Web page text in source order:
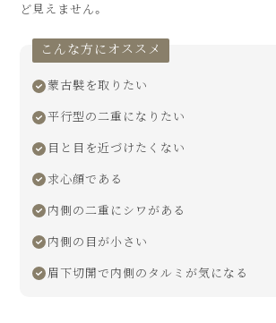
ど見えません。
こんな方にオススメ
蒙古襞を取りたい
平行型の二重になりたい
目と目を近づけたくない
求心顔である
内側の二重にシワがある
内側の目が小さい
眉下切開で内側のタルミが気になる